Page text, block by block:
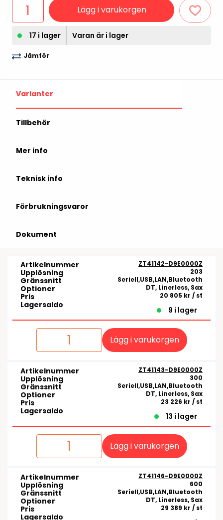
Lägg i varukorgen
17 i lager Varan är i lager
Jämför
Varianter
Tillbehör
Mer info
Teknisk info
Förbrukningsvaror
Dokument
Artikelnummer ZT41142-D9E0000Z
Upplösning 203
Gränssnitt Seriell,USB,LAN,Bluetooth
Optioner DT, Linerless, Sax
Pris 20 805 kr / st
Lagersaldo
9 i lager
Lägg i varukorgen
Artikelnummer ZT41143-D9E0000Z
Upplösning 300
Gränssnitt Seriell,USB,LAN,Bluetooth
Optioner DT, Linerless, Sax
Pris 23 226 kr / st
Lagersaldo
13 i lager
Lägg i varukorgen
Artikelnummer ZT41146-D9E0000Z
Upplösning 600
Gränssnitt Seriell,USB,LAN,Bluetooth
Optioner DT, Linerless, Sax
Pris 29 389 kr / st
Lagersaldo